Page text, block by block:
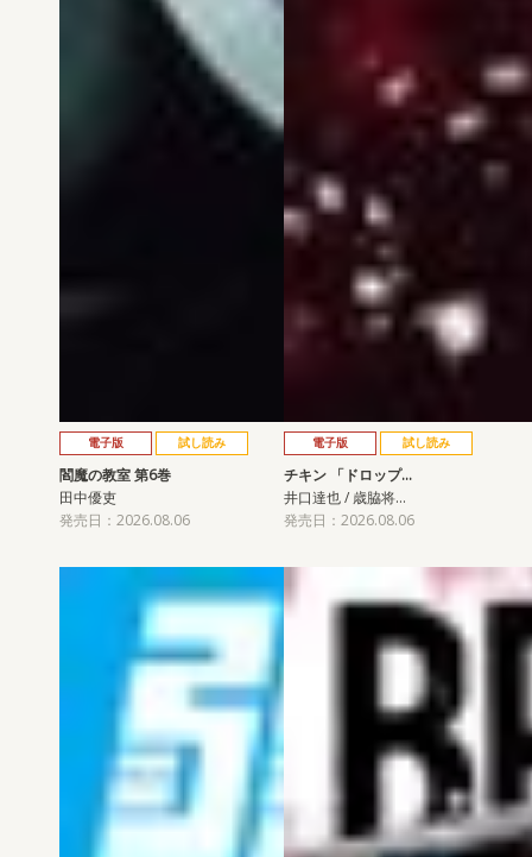
電子版 試し読み
閻魔の教室 第6巻
田中優吏
発売日：2026.08.06
電子版 試し読み
チキン 「ドロップ…
井口達也 / 歳脇将…
発売日：2026.08.06